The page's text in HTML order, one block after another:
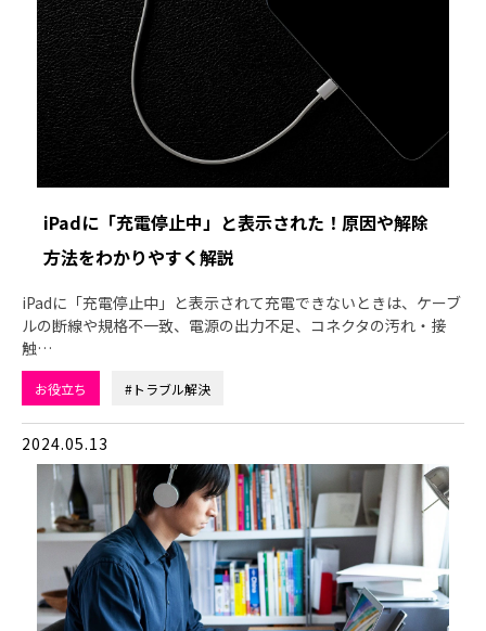
iPadに「充電停止中」と表示された！原因や解除
方法をわかりやすく解説
iPadに「充電停止中」と表示されて充電できないときは、ケーブ
ルの断線や規格不一致、電源の出力不足、コネクタの汚れ・接
触…
お役立ち #トラブル解決
2024.05.13